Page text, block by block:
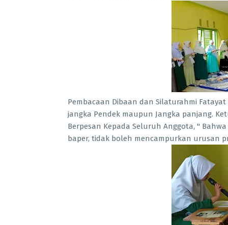
Pembacaan Dibaan dan Silaturahmi
jangka Pendek maupun Jangka panjang.
Berpesan Kepada Seluruh Anggota, "
baper, tidak boleh mencampurkan urusan